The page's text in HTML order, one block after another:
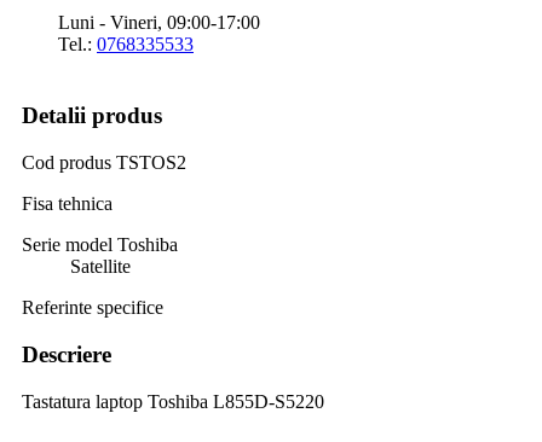
Luni - Vineri, 09:00-17:00
Tel.: 0768335533
Detalii produs
Cod produs TSTOS2
Fisa tehnica
Serie model Toshiba
Satellite
Referinte specifice
Descriere
Tastatura laptop Toshiba L855D-S5220